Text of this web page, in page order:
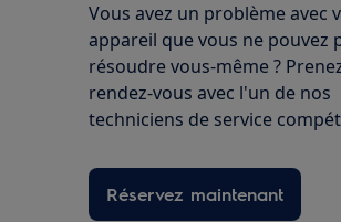
Vous avez un problème avec
appareil que vous ne pouvez
résoudre vous-même ?
rendez-vous avec l'un de nos
techniciens de service
Réservez maintenant